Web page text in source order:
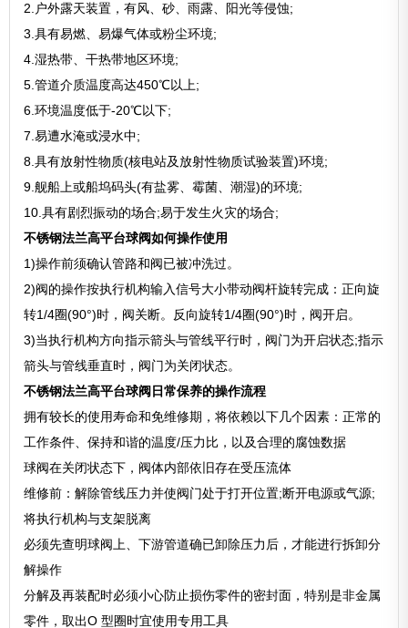
2.户外露天装置，有风、砂、雨露、阳光等侵蚀;
3.具有易燃、易爆气体或粉尘环境;
4.湿热带、干热带地区环境;
5.管道介质温度高达450℃以上;
6.环境温度低于-20℃以下;
7.易遭水淹或浸水中;
8.具有放射性物质(核电站及放射性物质试验装置)环境;
9.舰船上或船坞码头(有盐雾、霉菌、潮湿)的环境;
10.具有剧烈振动的场合;易于发生火灾的场合;
不锈钢法兰高平台球阀如何操作使用
1)操作前须确认管路和阀已被冲洗过。
2)阀的操作按执行机构输入信号大小带动阀杆旋转完成：正向旋
转1/4圈(90°)时，阀关断。反向旋转1/4圈(90°)时，阀开启。
3)当执行机构方向指示箭头与管线平行时，阀门为开启状态;指示
箭头与管线垂直时，阀门为关闭状态。
不锈钢法兰高平台球阀日常保养的操作流程
拥有较长的使用寿命和免维修期，将依赖以下几个因素：正常的
工作条件、保持和谐的温度/压力比，以及合理的腐蚀数据
球阀在关闭状态下，阀体内部依旧存在受压流体
维修前：解除管线压力并使阀门处于打开位置;断开电源或气源;
将执行机构与支架脱离
必须先查明球阀上、下游管道确已卸除压力后，才能进行拆卸分
解操作
分解及再装配时必须小心防止损伤零件的密封面，特别是非金属
零件，取出O 型圈时宜使用专用工具